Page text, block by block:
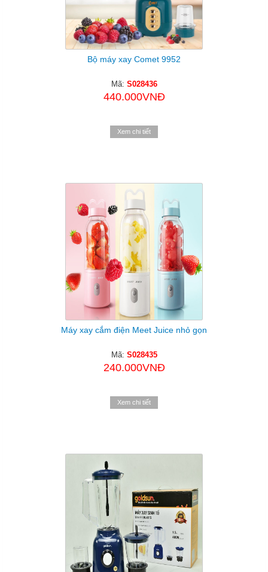
Bộ máy xay Comet 9952
Mã: S028436
440.000VNĐ
Xem chi tiết
Máy xay cắm điện Meet Juice nhỏ gọn
Mã: S028435
240.000VNĐ
Xem chi tiết